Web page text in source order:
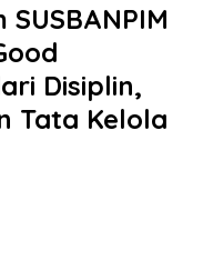
Disiplin,
Tata Kelola